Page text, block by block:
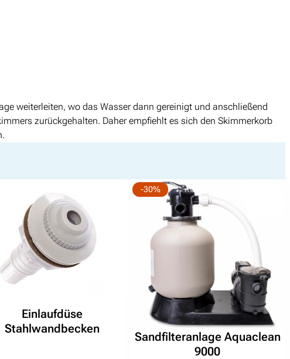
weiterleiten, wo das Wasser dann gereinigt und anschließend
zurückgehalten. Daher empfiehlt es sich den Skimmerkorb
Einlaufdüse
Stahlwandbecken
-30%
Sandfilteranlage Aquaclean
9000